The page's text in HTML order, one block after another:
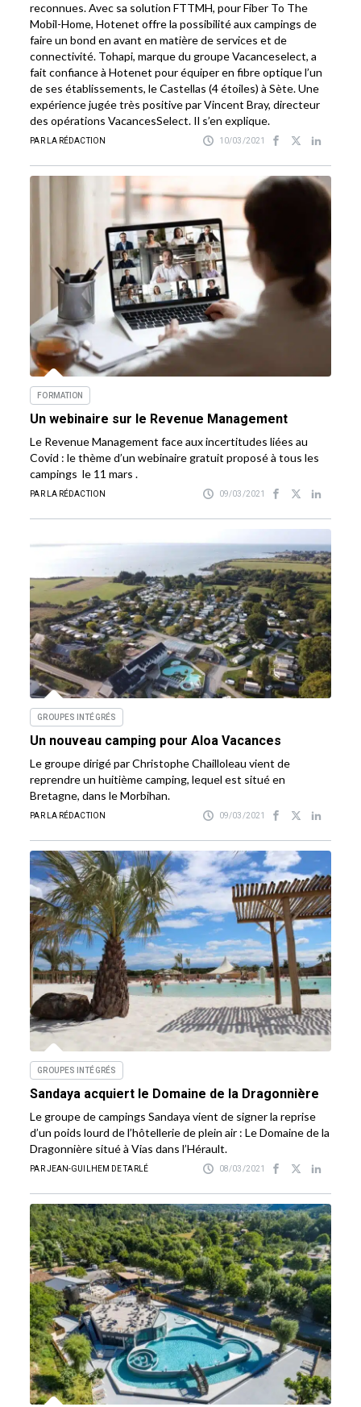
reconnues. Avec sa solution FTTMH, pour Fiber To The
Mobil-Home, Hotenet offre la possibilité aux campings de
faire un bond en avant en matière de services et de
connectivité. Tohapi, marque du groupe Vacanceselect, a
fait confiance à Hotenet pour équiper en fibre optique l’un
de ses établissements, le Castellas (4 étoiles) à Sète. Une
expérience jugée très positive par Vincent Bray, directeur
des opérations VacancesSelect. Il s’en explique.
PAR LA RÉDACTION 10/03/2021
FORMATION
Un webinaire sur le Revenue Management
Le Revenue Management face aux incertitudes liées au
Covid : le thème d’un webinaire gratuit proposé à tous les
campings le 11 mars .
PAR LA RÉDACTION 09/03/2021
GROUPES INTÉGRÉS
Un nouveau camping pour Aloa Vacances
Le groupe dirigé par Christophe Chailloleau vient de
reprendre un huitième camping, lequel est situé en
Bretagne, dans le Morbihan.
PAR LA RÉDACTION 09/03/2021
GROUPES INTÉGRÉS
Sandaya acquiert le Domaine de la Dragonnière
Le groupe de campings Sandaya vient de signer la reprise
d’un poids lourd de l’hôtellerie de plein air : Le Domaine de la
Dragonnière situé à Vias dans l’Hérault.
PAR JEAN-GUILHEM DE TARLÉ 08/03/2021